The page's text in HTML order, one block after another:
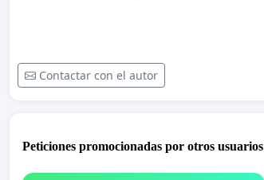
Contactar con el autor
Peticiones promocionadas por otros usuarios